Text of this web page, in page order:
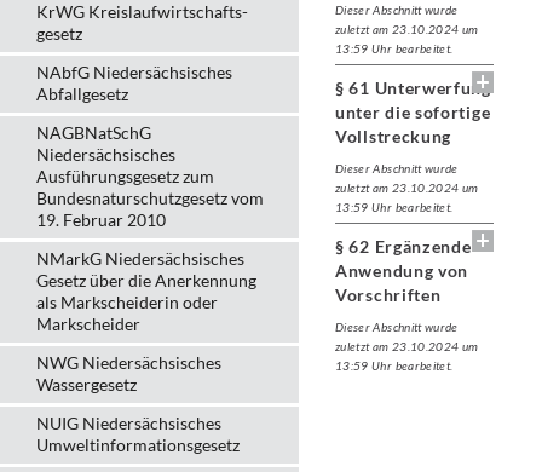
KrWG Kreislaufwirtschafts­
gesetz
NAbfG Niedersächsisches
Abfallgesetz
NAGBNatSchG
Niedersächsisches
Ausführungsgesetz zum
Bundesnaturschutzgesetz vom
19. Februar 2010
NMarkG Niedersächsisches
Gesetz über die Anerkennung
als Markscheiderin oder
Markscheider
NWG Niedersächsisches
Wassergesetz
NUIG Niedersächsisches
Umweltinformationsgesetz
Dieser Abschnitt wurde
zuletzt am 23.10.2024 um
13:59 Uhr bearbeitet.
§ 61 Unterwerfung
unter die sofortige
Vollstreckung
Dieser Abschnitt wurde
zuletzt am 23.10.2024 um
13:59 Uhr bearbeitet.
§ 62 Ergänzende
Anwendung von
Vorschriften
Dieser Abschnitt wurde
zuletzt am 23.10.2024 um
13:59 Uhr bearbeitet.